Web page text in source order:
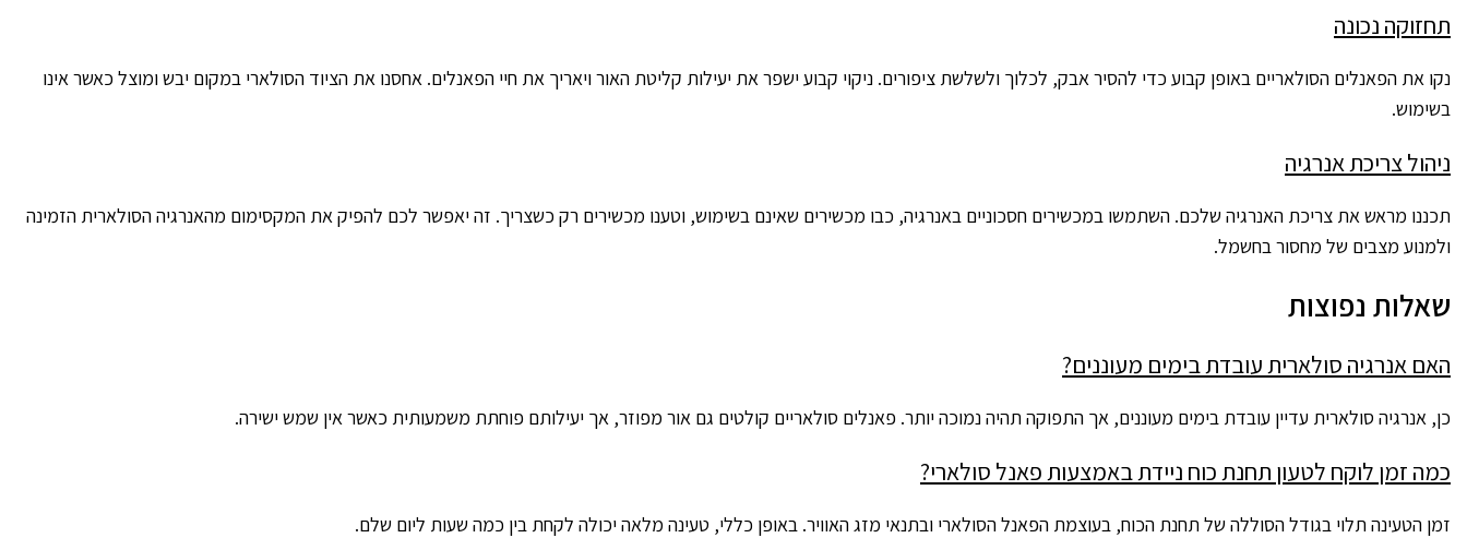
תחזוקה נכונה
נקו את הפאנלים הסולאריים באופן קבוע כדי להסיר אבק, לכלוך ולשלשת ציפורים. ניקוי קבוע ישפר את יעילות קליטת האור ויאריך את חיי הפאנלים. אחסנו את הציוד הסולארי במקום יבש ומוצל כאשר אינו
בשימוש.
ניהול צריכת אנרגיה
תכננו מראש את צריכת האנרגיה שלכם. השתמשו במכשירים חסכוניים באנרגיה, כבו מכשירים שאינם בשימוש, וטענו מכשירים רק כשצריך. זה יאפשר לכם להפיק את המקסימום מהאנרגיה הסולארית הזמינה
ולמנוע מצבים של מחסור בחשמל.
שאלות נפוצות
האם אנרגיה סולארית עובדת בימים מעוננים?
כן, אנרגיה סולארית עדיין עובדת בימים מעוננים, אך התפוקה תהיה נמוכה יותר. פאנלים סולאריים קולטים גם אור מפוזר, אך יעילותם פוחתת משמעותית כאשר אין שמש ישירה.
כמה זמן לוקח לטעון תחנת כוח ניידת באמצעות פאנל סולארי?
זמן הטעינה תלוי בגודל הסוללה של תחנת הכוח, בעוצמת הפאנל הסולארי ובתנאי מזג האוויר. באופן כללי, טעינה מלאה יכולה לקחת בין כמה שעות ליום שלם.